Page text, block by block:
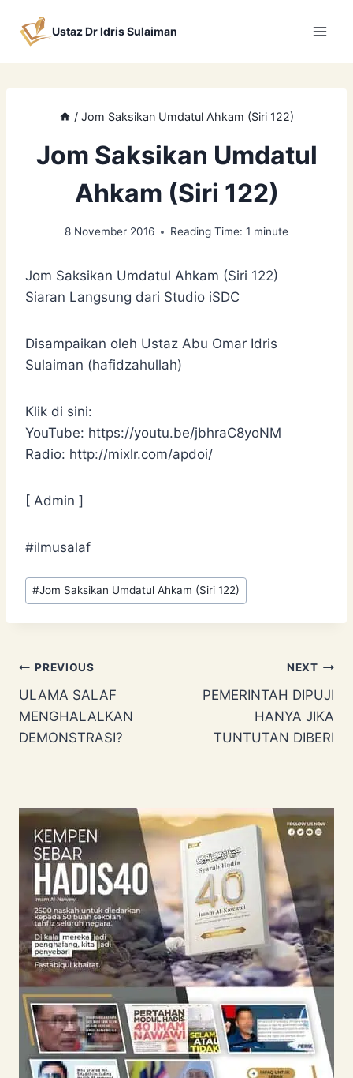
Ustaz Dr Idris Sulaiman
/ Jom Saksikan Umdatul Ahkam (Siri 122)
Jom Saksikan Umdatul
Ahkam (Siri 122)
8 November 2016 Reading Time: 1 minute
Jom Saksikan Umdatul Ahkam (Siri 122)
Siaran Langsung dari Studio iSDC
Disampaikan oleh Ustaz Abu Omar Idris
Sulaiman (hafidzahullah)
Klik di sini:
YouTube: https://youtu.be/jbhraC8yoNM
Radio: http://mixlr.com/apdoi/
[ Admin ]
#ilmusalaf
Post
Tags:
#Jom Saksikan Umdatul Ahkam (Siri 122)
Post
navigation
PREVIOUS
ULAMA SALAF
MENGHALALKAN
DEMONSTRASI?
NEXT
PEMERINTAH DIPUJI
HANYA JIKA
TUNTUTAN DIBERI